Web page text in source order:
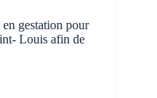
gestation pour
Louis afin de